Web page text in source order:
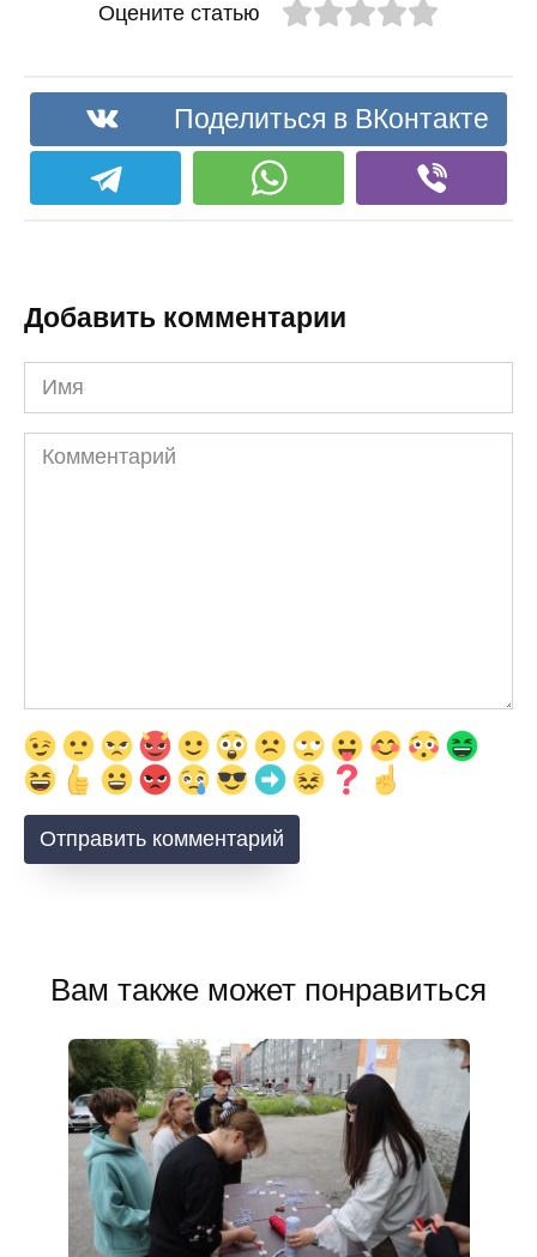
Оцените статью
Поделиться в ВКонтакте
Добавить комментарии
Имя
Комментарий
Вам также может понравиться